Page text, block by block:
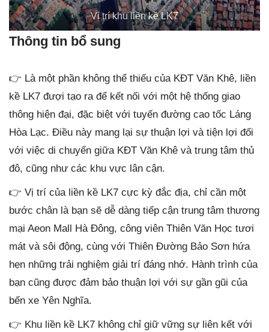
Vị trí khu liền kề LK7
Thông tin bổ sung
👉 Là một phần không thể thiếu của KĐT Văn Khê, liền
kề LK7 đượi tạo ra để kết nối với một hệ thống giao
thông hiện đại, đặc biệt với tuyến đường cao tốc Láng
Hòa Lạc. Điều này mang lại sự thuận lợi và tiện lợi đối
với việc di chuyển giữa KĐT Văn Khê và trung tâm thủ
đô, cũng như các khu vực lân cận.
👉 Vị trí của liền kề LK7 cực kỳ đắc địa, chỉ cần một
bước chân là bạn sẽ dễ dàng tiếp cận trung tâm thương
mại Aeon Mall Hà Đông, công viên Thiên Văn Học tươi
mát và sôi động, cùng với Thiên Đường Bảo Sơn hứa
hẹn những trải nghiệm giải trí đáng nhớ. Hành trình của
bạn cũng được đảm bảo thuận lợi với sự gần gũi của
bến xe Yên Nghĩa.
👉 Khu liền kề LK7 không chỉ giữ vững sự liên kết với